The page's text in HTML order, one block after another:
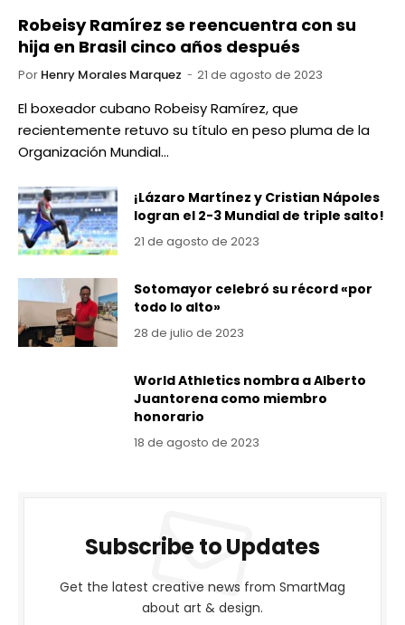
Robeisy Ramírez se reencuentra con su
hija en Brasil cinco años después
Por Henry Morales Marquez 21 de agosto de 2023
El boxeador cubano Robeisy Ramírez, que
recientemente retuvo su título en peso pluma de la
Organización Mundial…
¡Lázaro Martínez y Cristian Nápoles
logran el 2-3 Mundial de triple salto!
21 de agosto de 2023
Sotomayor celebró su récord «por
todo lo alto»
28 de julio de 2023
World Athletics nombra a Alberto
Juantorena como miembro
honorario
18 de agosto de 2023
Subscribe to Updates
Get the latest creative news from SmartMag
about art & design.